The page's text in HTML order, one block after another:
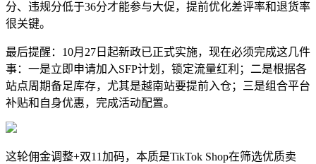
分、违规分低于36分才能参与大促，提前优化差评率和退货率
很关键。
最后提醒：10月27日起新政已正式实施，现在必须完成这几件
事：一是立即申请加入SFP计划，锁定流量红利；二是根据各
站点周期备足库存，尤其是越南站要提前入仓；三是组合平台
补贴和自身优惠，完成活动配置。
这轮佣金调整+双11加码，本质是TikTok Shop在筛选优质卖